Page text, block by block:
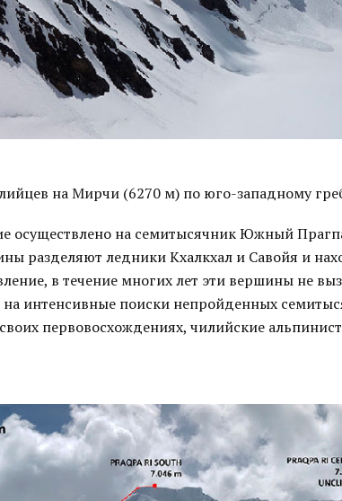
на Мирчи (6270 м) по юго-западному
осуществлено на семитысячник Южный
разделяют ледники Кхалкхал и Савойя и
в течение многих лет эти вершины не
на интенсивные поиски непройденных
первовосхождениях, чилийские